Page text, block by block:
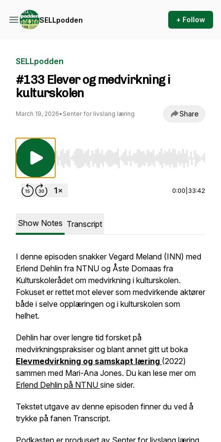
SELLpodden + Follow
SELLpodden
#133 Elever og medvirkning i
kulturskolen
March 19, 2026• Senter for livslang læring Share
Use Left/Right to seek, Home/End to jump to
0:00 33:42
Show Notes Transcript
I denne episoden snakker Vegard Meland (INN) med
Erlend Dehlin fra NTNU og Åste Domaas fra
Kulturskolerådet om medvirkning i kulturskolen.
Fokuset er rettet mot elever som medvirkende aktører
både i selve opplæringen og i kulturskolen som
helhet.
Dehlin har over lengre tid forsket på
medvirkningspraksiser og blant annet gitt ut boka
Elevmedvirkning og samskapt læring (2022)
sammen med Mari-Ana Jones. Du kan lese mer om
Erlend Dehlin på NTNU sine sider.
Tekstet utgave av denne episoden finner du ved å
trykke på fanen Transcript.
Podkasten er produsert av Senter for livslang læring